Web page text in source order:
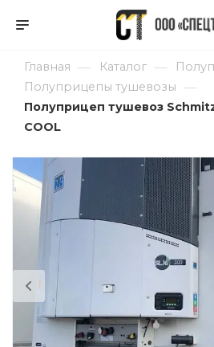
Главная — Каталог —
Полуприцепы тушевозы —
Полуприцеп тушевоз
COOL